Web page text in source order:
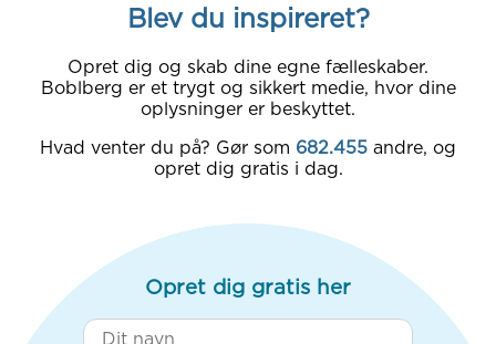
Blev du inspireret?
Opret dig og skab dine egne fælleskaber.
Boblberg er et trygt og sikkert medie, hvor dine
oplysninger er beskyttet.
Hvad venter du på? Gør som 682.455 andre, og
opret dig gratis i dag.
Opret dig gratis her